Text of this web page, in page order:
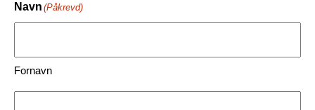
Navn (Påkrevd)
Fornavn